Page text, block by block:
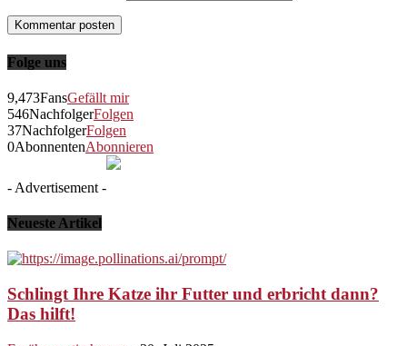
Folge uns
9,473FansGefällt mir
546NachfolgerFolgen
37NachfolgerFolgen
0AbonnentenAbonnieren
- Advertisement -
Neueste Artikel
Schlingt Ihre Katze ihr Futter und erbricht dann?
Das hilft!